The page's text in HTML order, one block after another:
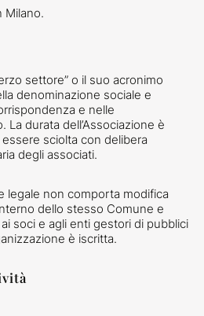
Milano.
settore” o il suo acronimo
denominazione sociale e
e nelle
La durata dell’Associazione è
sciolta con delibera
degli associati.
legale non comporta modifica
dello stesso Comune e
soci e agli enti gestori di pubblici
è iscritta.